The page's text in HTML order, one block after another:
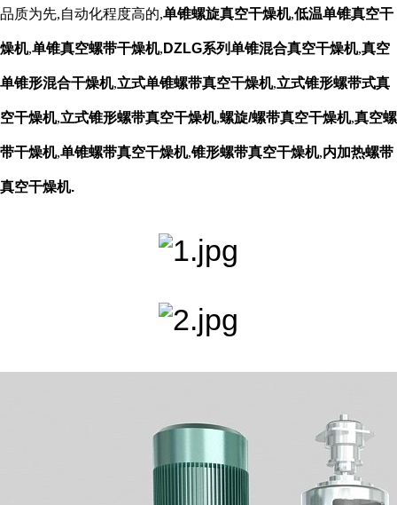
品质为先,自动化程度高的,单锥螺旋真空干燥机,低温单锥真空干
燥机,单锥真空螺带干燥机, DZLG系列单锥混合真空干燥机,真空
单锥形混合干燥机,立式单锥螺带真空干燥机,立式锥形螺带式真
空干燥机,立式锥形螺带真空干燥机,螺旋/螺带真空干燥机,真空螺
带干燥机,单锥螺带真空干燥机,锥形螺带真空干燥机,内加热螺带
真空干燥机.